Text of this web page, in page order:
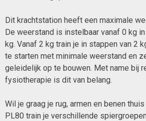
Dit krachtstation heeft een maximale
De weerstand is instelbaar vanaf 0 kg
kg. Vanaf 2 kg train je in stappen van 2
te starten met minimale weerstand en
geleidelijk op te bouwen. Met name bij
fysiotherapie is dit van belang.
Wil je graag je rug, armen en benen
PL80 train je verschillende